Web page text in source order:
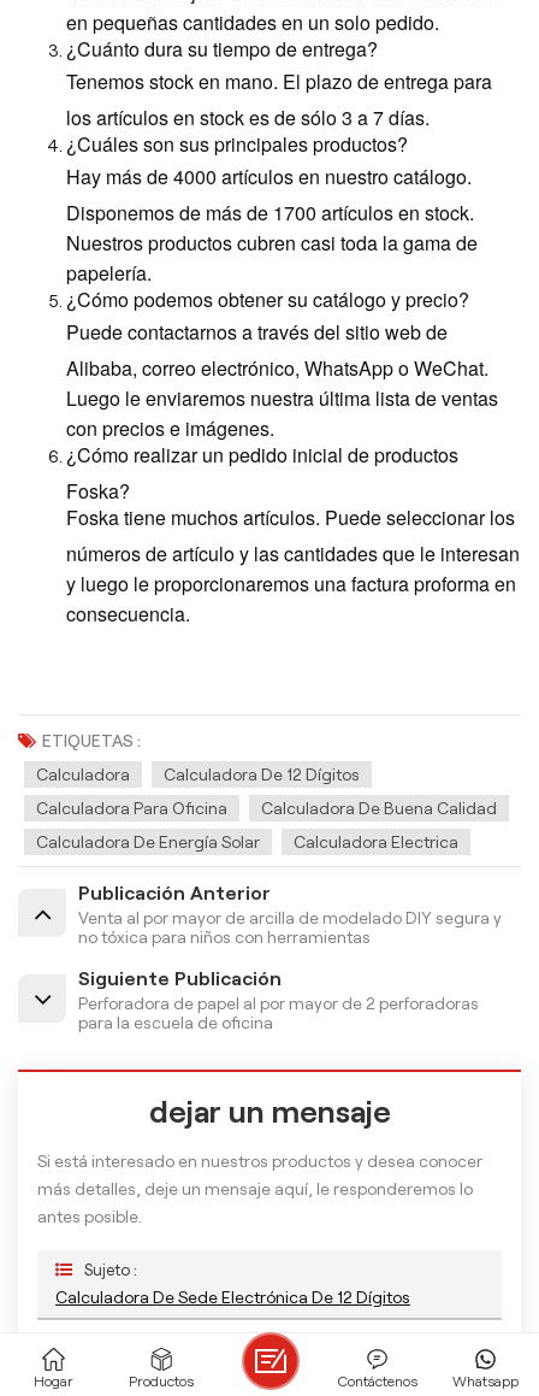
en pequeñas cantidades en un solo pedido.
¿Cuánto dura su tiempo de entrega?
Tenemos stock en mano. El plazo de entrega para
los artículos en stock es de sólo 3 a 7 días.
¿Cuáles son sus principales productos?
Hay más de 4000 artículos en nuestro catálogo.
Disponemos de más de 1700 artículos en stock.
Nuestros productos cubren casi toda la gama de
papelería.
¿Cómo podemos obtener su catálogo y precio?
Puede contactarnos a través del sitio web de
Alibaba, correo electrónico, WhatsApp o WeChat.
Luego le enviaremos nuestra última lista de ventas
con precios e imágenes.
¿Cómo realizar un pedido inicial de productos
Foska?
Foska tiene muchos artículos. Puede seleccionar los
números de artículo y las cantidades que le interesan
y luego le proporcionaremos una factura proforma en
consecuencia.
ETIQUETAS :
Calculadora
Calculadora De 12 Dígitos
Calculadora Para Oficina
Calculadora De Buena Calidad
Calculadora De Energía Solar
Calculadora Electrica
Publicación Anterior
Venta al por mayor de arcilla de modelado DIY segura y
no tóxica para niños con herramientas
Siguiente Publicación
Perforadora de papel al por mayor de 2 perforadoras
para la escuela de oficina
dejar un mensaje
Si está interesado en nuestros productos y desea conocer
más detalles, deje un mensaje aquí, le responderemos lo
antes posible.
Sujeto :
Calculadora De Sede Electrónica De 12 Dígitos
Hogar Productos Whatsapp
Contáctenos